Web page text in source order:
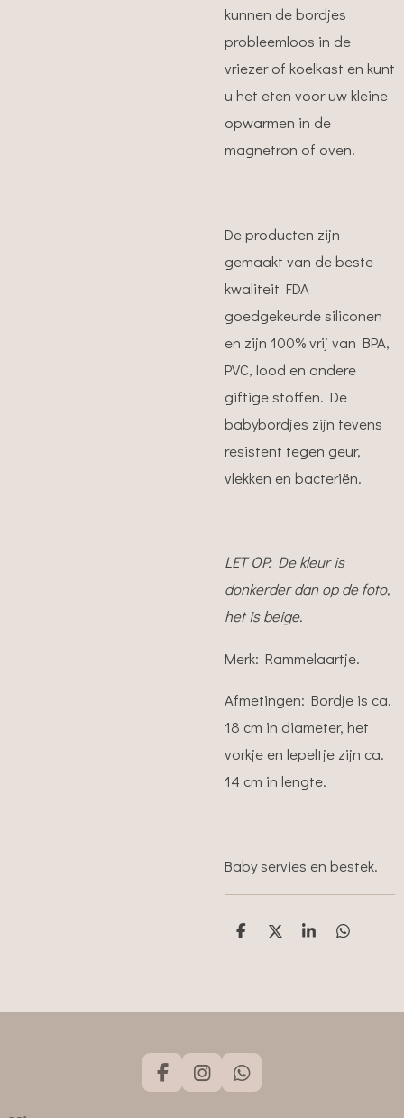
kunnen de bordjes
probleemloos in de
vriezer of koelkast en kunt
u het eten voor uw kleine
opwarmen in de
magnetron of oven.
De producten zijn
gemaakt van de beste
kwaliteit FDA
goedgekeurde siliconen
en zijn 100% vrij van BPA,
PVC, lood en andere
giftige stoffen. De
babybordjes zijn tevens
resistent tegen geur,
vlekken en bacteriën.
LET OP: De kleur is
donkerder dan op de foto,
het is beige.
Merk: Rammelaartje.
Afmetingen: Bordje is ca.
18 cm in diameter, het
vorkje en lepeltje zijn ca.
14 cm in lengte.
Baby servies en bestek.
D
D
S
D
F
a
I
n
W
h